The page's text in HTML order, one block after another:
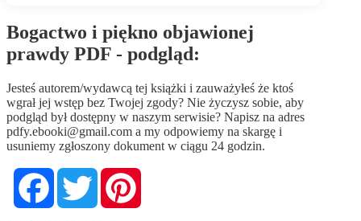
Bogactwo i piękno objawionej
prawdy PDF - podgląd:
Jesteś autorem/wydawcą tej książki i zauważyłeś że ktoś
wgrał jej wstęp bez Twojej zgody? Nie życzysz sobie, aby
podgląd był dostępny w naszym serwisie? Napisz na adres
pdfy.ebooki@gmail.com a my odpowiemy na skargę i
usuniemy zgłoszony dokument w ciągu 24 godzin.
FacebookTwitter